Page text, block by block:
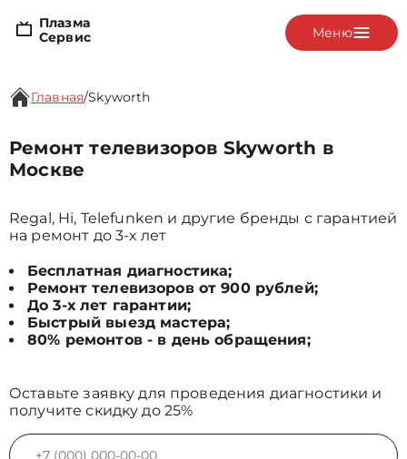
Плазма
Сервис
Меню
Главная/Skyworth
Ремонт телевизоров Skyworth в
Москве
Regal, Hi, Telefunken и другие бренды с гарантией
на ремонт до 3-х лет
Бесплатная диагностика;
Ремонт телевизоров от 900 рублей;
До 3-х лет гарантии;
Быстрый выезд мастера;
80% ремонтов - в день обращения;
Оставьте заявку для проведения диагностики и
получите скидку до 25%